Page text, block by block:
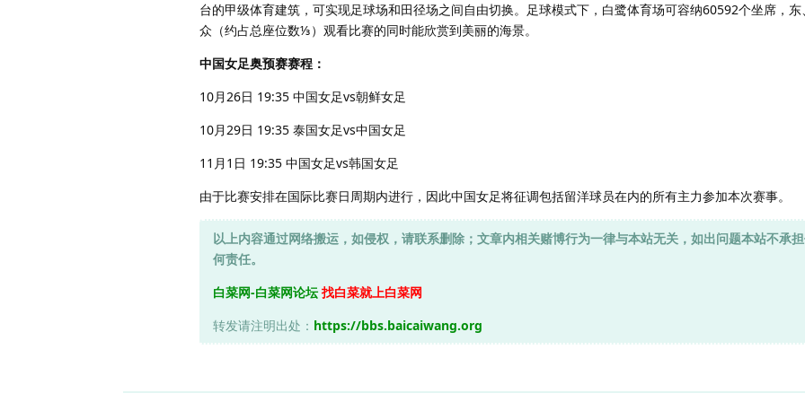
台的甲级体育建筑，可实现足球场和田径场之间自由切换。足球模式下，白鹭体育场可容纳60592个坐席，
众（约占总座位数⅓）观看比赛的同时能欣赏到美丽的海景。
中国女足奥预赛赛程：
10月26日 19:35 中国女足vs朝鲜女足
10月29日 19:35 泰国女足vs中国女足
11月1日 19:35 中国女足vs韩国女足
由于比赛安排在国际比赛日周期内进行，因此中国女足将征调包括留洋球员在内的所有主力参加本次赛事。
以上内容通过网络搬运，如侵权，请联系删除；文章内相关赌博行为一律与本站无关，如出问题本站不承
何责任。
白菜网-白菜网论坛 找白菜就上白菜网
转发请注明出处： https://bbs.baicaiwang.org